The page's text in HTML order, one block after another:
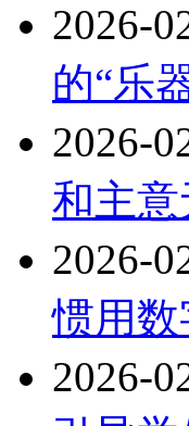
2026-
的“乐
2026-
和主
2026-
惯用
2026-